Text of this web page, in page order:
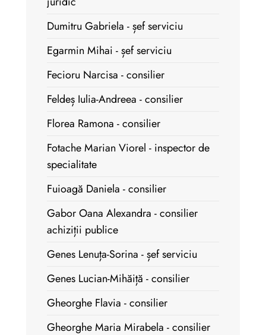
Dumitru Gabriela - șef serviciu
Egarmin Mihai - șef serviciu
Fecioru Narcisa - consilier
Feldeș Iulia-Andreea - consilier
Florea Ramona - consilier
Fotache Marian Viorel - inspector de
specialitate
Fuioagă Daniela - consilier
Gabor Oana Alexandra - consilier
achiziții publice
Genes Lenuța-Sorina - șef serviciu
Genes Lucian-Mihăiță - consilier
Gheorghe Flavia - consilier
Gheorghe Maria Mirabela - consilier